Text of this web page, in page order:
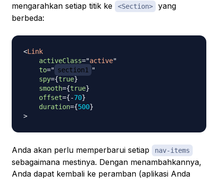
mengarahkan setiap titik ke
<Section>
yang
berbeda:
<Link
activeClass="active"
to=" section1
"
spy={true}
smooth={true}
offset={-70}
duration={500}
>
Anda akan perlu memperbarui setiap nav-items
sebagaimana mestinya. Dengan menambahkannya,
Anda dapat kembali ke peramban (aplikasi Anda